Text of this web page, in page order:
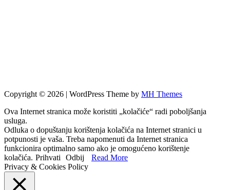
Copyright © 2026 | WordPress Theme by MH Themes
Ova Internet stranica može koristiti „kolačiće“ radi poboljšanja
usluga.
Odluka o dopuštanju korištenja kolačića na Internet stranici u
potpunosti je vaša. Treba napomenuti da Internet stranica
funkcionira optimalno samo ako je omogućeno korištenje
kolačića. Prihvati Odbij
Read More
Privacy & Cookies Policy